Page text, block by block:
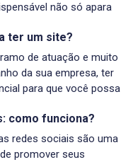
não só apara
ter um site?
de atuação e muito
da sua empresa, ter
para que você possa
como funciona?
redes sociais são uma
promover seus